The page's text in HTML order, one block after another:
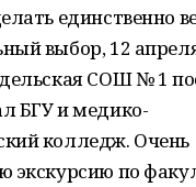
единственно
выбор, 12
СОШ № 1
БГУ и медико-
колледж. Очень
экскурсию по